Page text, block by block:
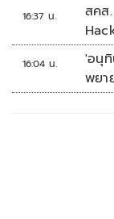
16:37 น.
สคส
for
ใช้ไ
16:04 น.
'อนุ
พยา